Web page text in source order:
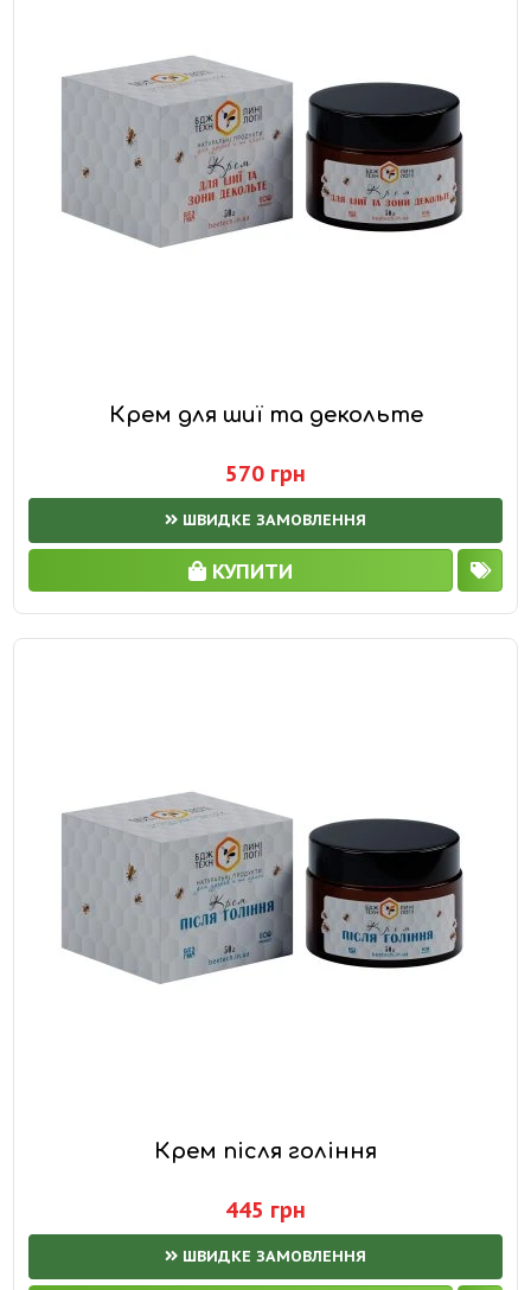
Крем для шиї та декольте
570 грн
ШВИДКЕ ЗАМОВЛЕННЯ
КУПИТИ
Крем після гоління
445 грн
ШВИДКЕ ЗАМОВЛЕННЯ